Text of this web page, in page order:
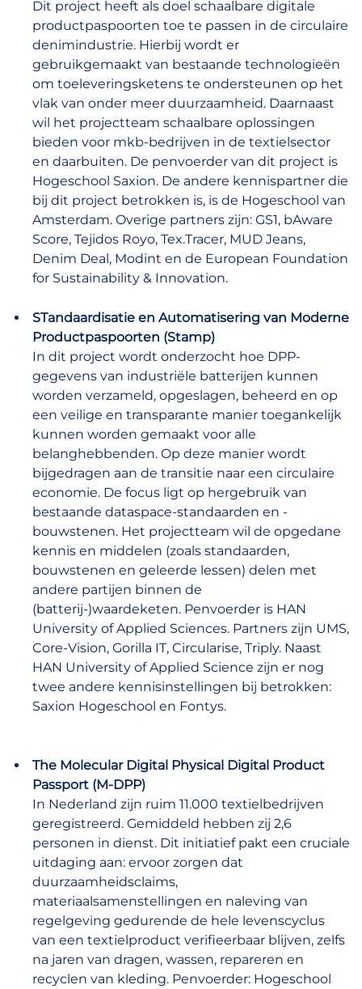
Dit project heeft als doel schaalbare digitale
productpaspoorten toe te passen in de circulaire
denimindustrie. Hierbij wordt er
gebruikgemaakt van bestaande technologieën
om toeleveringsketens te ondersteunen op het
vlak van onder meer duurzaamheid. Daarnaast
wil het projectteam schaalbare oplossingen
bieden voor mkb-bedrijven in de textielsector
en daarbuiten. De penvoerder van dit project is
Hogeschool Saxion. De andere kennispartner die
bij dit project betrokken is, is de Hogeschool van
Amsterdam. Overige partners zijn: GS1, bAware
Score, Tejidos Royo, Tex.Tracer, MUD Jeans,
Denim Deal, Modint en de European Foundation
for Sustainability & Innovation.
STandaardisatie en Automatisering van Moderne
Productpaspoorten (Stamp)
In dit project wordt onderzocht hoe DPP-
gegevens van industriële batterijen kunnen
worden verzameld, opgeslagen, beheerd en op
een veilige en transparante manier toegankelijk
kunnen worden gemaakt voor alle
belanghebbenden. Op deze manier wordt
bijgedragen aan de transitie naar een circulaire
economie. De focus ligt op hergebruik van
bestaande dataspace-standaarden en -
bouwstenen. Het projectteam wil de opgedane
kennis en middelen (zoals standaarden,
bouwstenen en geleerde lessen) delen met
andere partijen binnen de
(batterij-)waardeketen. Penvoerder is HAN
University of Applied Sciences. Partners zijn UMS,
Core-Vision, Gorilla IT, Circularise, Triply. Naast
HAN University of Applied Science zijn er nog
twee andere kennisinstellingen bij betrokken:
Saxion Hogeschool en Fontys.
The Molecular Digital Physical Digital Product
Passport (M-DPP)
In Nederland zijn ruim 11.000 textielbedrijven
geregistreerd. Gemiddeld hebben zij 2,6
personen in dienst. Dit initiatief pakt een cruciale
uitdaging aan: ervoor zorgen dat
duurzaamheidsclaims,
materiaalsamenstellingen en naleving van
regelgeving gedurende de hele levenscyclus
van een textielproduct verifieerbaar blijven, zelfs
na jaren van dragen, wassen, repareren en
recyclen van kleding. Penvoerder: Hogeschool